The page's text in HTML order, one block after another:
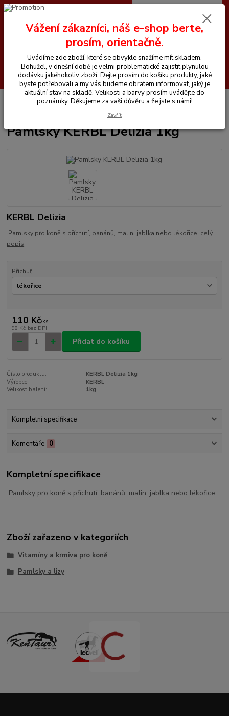
Hledat
+420 605 255 500 0 Kč
Vitamíny a krmiva pro koně Pamlsky a lizy
Pamlsky KERBL
Pamlsky KERBL Delizia 1kg
KERBL Delizia
Pamlsky pro koně s příchutí, banánů, malin, jablka nebo lékořice. celý
popis
Příchuť
110 Kč/ks
98 Kč bez DPH
Přidat do košíku
Číslo produktu:
KERBL Delizia 1kg
Výrobce:
KERBL
Velikost balení:
1kg
Kompletní specifikace
Komentáře 0
Kompletní specifikace
Pamlsky pro koně s příchutí, banánů, malin, jablka nebo lékořice.
Zboží zařazeno v kategoriích
Vitamíny a krmiva pro koně
Pamlsky a lizy
Vážení zákazníci, náš e-shop berte,
prosím, orientačně.
Uvádíme zde zboží, které se obvykle snažíme mít skladem.
Bohužel, v dnešní době je velmi problematické zajistit plynulou
dodávku jakéhokoliv zboží. Dejte prosím do košíku produkty, jaké
byste potřebovali a my vás budeme obratem informovat, jaký je
aktuální stav na skladě. Velikosti a barvy prosím uvádějte do
poznámky. Děkujeme za vaši důvěru a že jste s námi!
Zavřít